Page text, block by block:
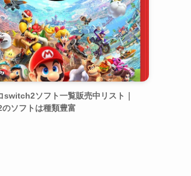
switch2ソフト一覧販売中リスト｜
ソフトは種類豊富